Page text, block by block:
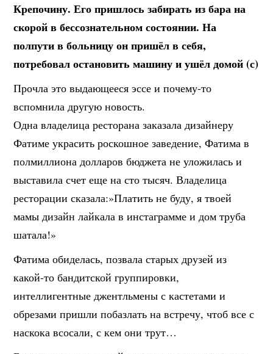
Крепочину. Его пришлось забирать из бара на
скорой в бессознательном состоянии. На
полпути в больницу он пришёл в себя,
потребовал остановить машину и ушёл домой (с)
Прочла это выдающееся эссе и почему-то
вспомнила другую новость.
Одна владелица ресторана заказала дизайнеру
Фатиме украсить роскошное заведение, Фатима в
полмиллиона долларов бюджета не уложилась и
выставила счет еще на сто тысяч. Владелица
ресторации сказала:»Платить не буду, я твоей
мамы дизайн лайкала в инстаграмме и дом труба
шатала!»
Фатима обиделась, позвала старых друзей из
какой-то бандитской группировки,
интеллигентные джентльмены с кастетами и
обрезами пришли побазлать на встречу, чтоб все с
наскока всосали, с кем они трут…